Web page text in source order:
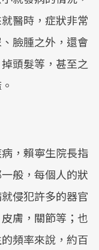
醫時，症狀非常
臉腫之外，還會
頭髮等，甚至之
，賴寧生院長指
般，每個人的狀
侵犯許多的器官
膚，關節等；也
頻率來說，約百